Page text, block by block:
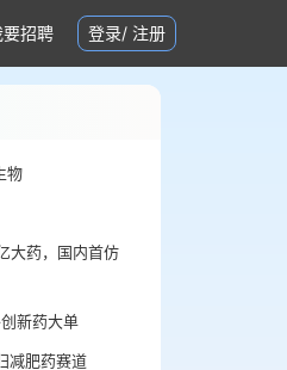
要招聘 登录/ 注册
物
大药，国内首仿
新药大单
减肥药赛道